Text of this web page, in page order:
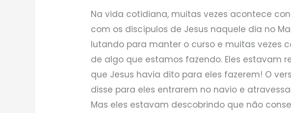
Na vida cotidiana, muitas vezes acontece
com os discípulos de Jesus naquele dia no
lutando para manter o curso e muitas vezes
de algo que estamos fazendo. Eles estavam
que Jesus havia dito para eles fazerem! O
disse para eles entrarem no navio e
Mas eles estavam descobrindo que não